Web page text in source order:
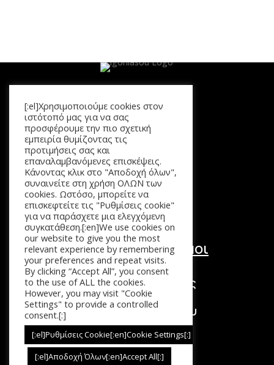
Μενού
Αρχική
Προϊόντα
Καλάθι
Επικοινωνία
Χρήσιμοι Σύνδεσμοι
Τόποι Πληρωμής
Τρόποι Επιστροφής
Τρόποι Αποστολής
Πολιτική Απορρήτου
Όροι Χρήσης
[:el]Χρησιμοποιούμε cookies στον
ιστότοπό μας για να σας
προσφέρουμε την πιο σχετική
εμπειρία θυμίζοντας τις
προτιμήσεις σας και
επαναλαμβανόμενες επισκέψεις.
Κάνοντας κλικ στο "Αποδοχή όλων",
συναινείτε στη χρήση ΟΛΩΝ των
cookies. Ωστόσο, μπορείτε να
επισκεφτείτε τις "Ρυθμίσεις cookie"
για να παράσχετε μια ελεγχόμενη
συγκατάθεση.[:en]We use cookies on
our website to give you the most
relevant experience by remembering
your preferences and repeat visits.
By clicking “Accept All”, you consent
to the use of ALL the cookies.
However, you may visit "Cookie
Settings" to provide a controlled
consent.[:]
[:el]Ρυθμίσεις Cookie[:en]Cookie Settings[:]
[:el]Αποδοχή Όλων[:en]Accept All[:]